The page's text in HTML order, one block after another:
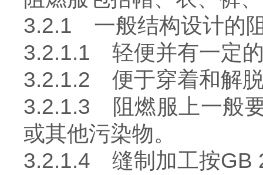
3.2.1 一般结构设计的
3.2.1.1 轻便并有一定
3.2.1.2 便于穿着和解
3.2.1.3 阻燃服上一般
或其他污染物。
3.2.1.4 缝制加工按GB